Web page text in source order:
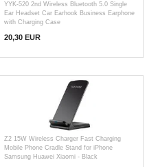
YYK-520 2nd Wireless Bluetooth 5.0 Single
Ear Headset Car Earhook Business Earphone
with Charging Case
20,30 EUR
Z2 15W Wireless Charger Fast Charging
Mobile Phone Cradle Stand for iPhone
Samsung Huawei Xiaomi - Black